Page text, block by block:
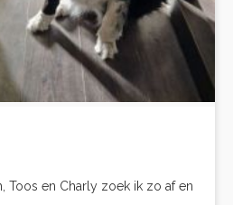
Toos en Charly zoek ik zo af en